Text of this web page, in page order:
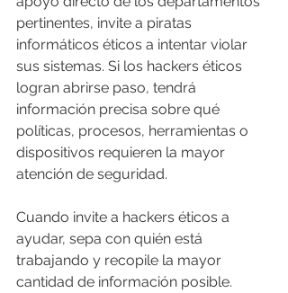
pertinentes, invite a piratas
informáticos éticos a intentar violar
sus sistemas. Si los hackers éticos
logran abrirse paso, tendrá
información precisa sobre qué
políticas, procesos, herramientas o
dispositivos requieren la mayor
atención de seguridad.
Cuando invite a hackers éticos a
ayudar, sepa con quién está
trabajando y recopile la mayor
cantidad de información posible.